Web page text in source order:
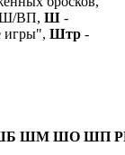
ВП, Ш -
игры", Штр -
ШМ ШО ШП